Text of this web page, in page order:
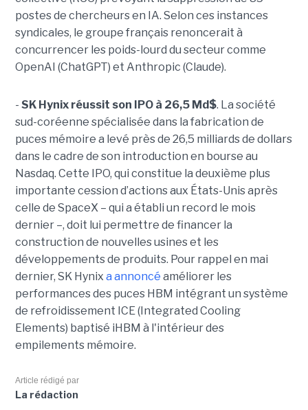
postes de chercheurs en IA. Selon ces instances
syndicales, le groupe français renoncerait à
concurrencer les poids-lourd du secteur comme
OpenAI (ChatGPT) et Anthropic (Claude).
- SK Hynix réussit son IPO à 26,5 Md$. La société
sud-coréenne spécialisée dans la fabrication de
puces mémoire a levé près de 26,5 milliards de dollars
dans le cadre de son introduction en bourse au
Nasdaq. Cette IPO, qui constitue la deuxième plus
importante cession d’actions aux États-Unis après
celle de SpaceX – qui a établi un record le mois
dernier –, doit lui permettre de financer la
construction de nouvelles usines et les
développements de produits. Pour rappel en mai
dernier, SK Hynix a annoncé améliorer les
performances des puces HBM intégrant un système
de refroidissement ICE (Integrated Cooling
Elements) baptisé iHBM à l'intérieur des
empilements mémoire.
Article rédigé par
La rédaction